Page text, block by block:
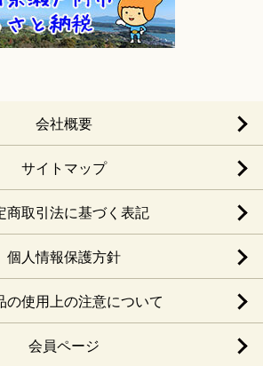
会社概要
サイトマップ
商取引法に基づく表記
個人情報保護方針
の使用上の注意について
会員ページ